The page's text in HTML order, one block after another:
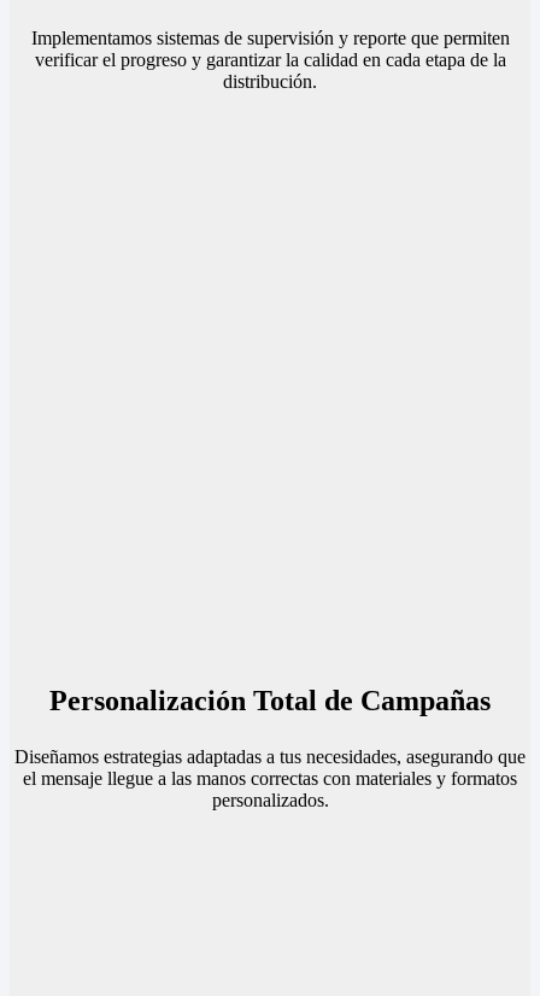
Implementamos sistemas de supervisión y reporte que permiten
verificar el progreso y garantizar la calidad en cada etapa de la
distribución.
Personalización Total de Campañas
Diseñamos estrategias adaptadas a tus necesidades, asegurando que
el mensaje llegue a las manos correctas con materiales y formatos
personalizados.